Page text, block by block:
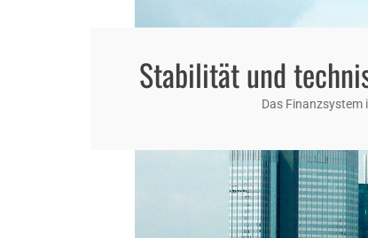
Stabilität und
Das Finanzsystem